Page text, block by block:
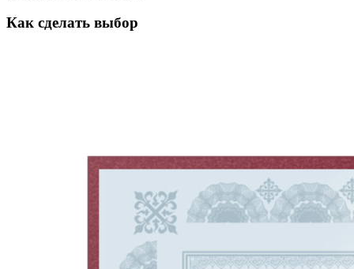
Как сделать выбор